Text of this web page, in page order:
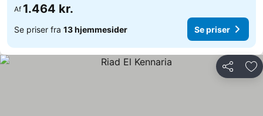
Af 1.464 kr.
Se priser fra 13 hjemmesider Se priser
Del